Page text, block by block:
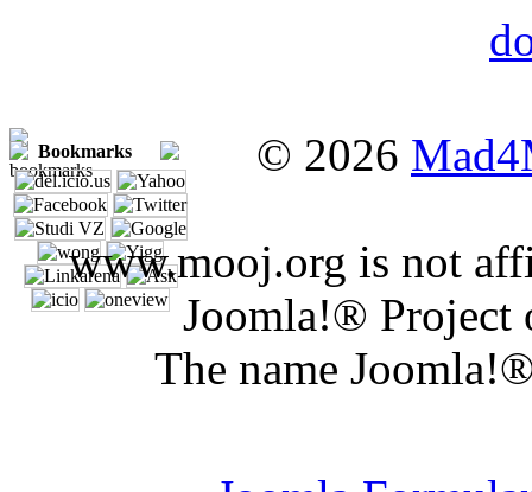
Bookmarks © 2026
www.mooj.org is not
Joomla!® Project
The name